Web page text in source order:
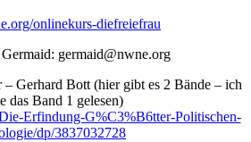
onlinekurs-diefreiefrau
germaid@nwne.org
Gerhard Bott (hier gibt es 2 Bände – ich
das Band 1 gelesen)
Erfindung-G%C3%B6tter-Politischen-
dp/3837032728